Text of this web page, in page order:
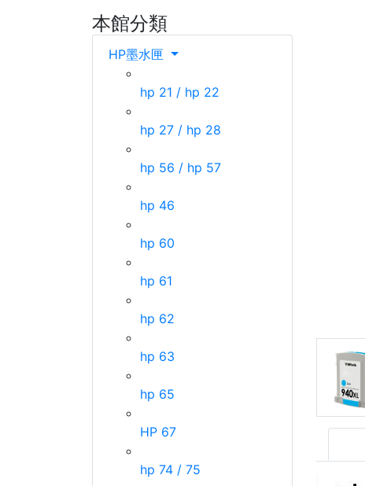
本館分類
HP墨水匣
hp 21 / hp 22
hp 27 / hp 28
hp 56 / hp 57
hp 46
hp 60
hp 61
hp 62
hp 63
hp 65
HP 67
hp 74 / 75